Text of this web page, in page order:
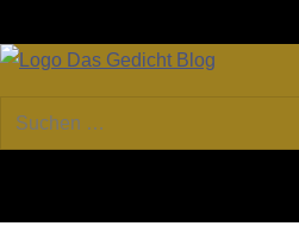
Inhalt
GEDICHT
Forum
von
Suchen
nach: